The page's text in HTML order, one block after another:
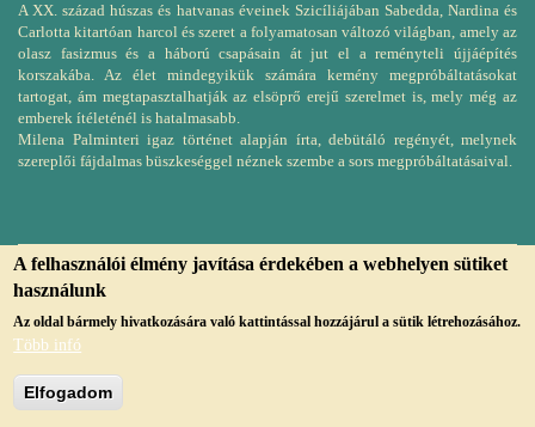
A XX. század húszas és hatvanas éveinek Szicíliájában Sabedda, Nardina és
Carlotta kitartóan harcol és szeret a folyamatosan változó világban, amely az
olasz fasizmus és a háború csapásain át jut el a reményteli újjáépítés
korszakába. Az élet mindegyikük számára kemény megpróbáltatásokat
tartogat, ám megtapasztalhatják az elsöprő erejű szerelmet is, mely még az
emberek ítéleténél is hatalmasabb.
Milena Palminteri igaz történet alapján írta, debütáló regényét, melynek
szereplői fájdalmas büszkeséggel néznek szembe a sors megpróbáltatásaival.
© Copyright, 2019, jmvk.papa.hu
A felhasználói élmény javítása érdekében a webhelyen sütiket
használunk
Az oldal bármely hivatkozására való kattintással hozzájárul a sütik létrehozásához.
Több infó
Elfogadom